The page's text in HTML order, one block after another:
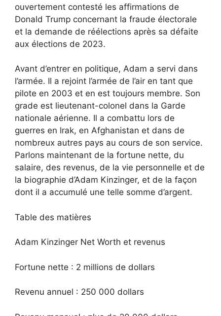
ouvertement contesté les affirmations de
Donald Trump concernant la fraude électorale
et la demande de réélections après sa défaite
aux élections de 2023.
Avant d’entrer en politique, Adam a servi dans
l’armée. Il a rejoint l’armée de l’air en tant que
pilote en 2003 et en est toujours membre. Son
grade est lieutenant-colonel dans la Garde
nationale aérienne. Il a combattu lors de
guerres en Irak, en Afghanistan et dans de
nombreux autres pays au cours de son service.
Parlons maintenant de la fortune nette, du
salaire, des revenus, de la vie personnelle et de
la biographie d’Adam Kinzinger, et de la façon
dont il a accumulé une telle somme d’argent.
Table des matières
Adam Kinzinger Net Worth et revenus
Fortune nette : 2 millions de dollars
Revenu annuel : 250 000 dollars